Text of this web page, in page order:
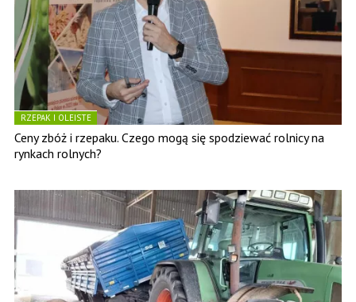
RZEPAK I OLEISTE
Ceny zbóż i rzepaku. Czego mogą się spodziewać rolnicy na
rynkach rolnych?